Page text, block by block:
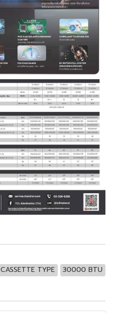
CASSETTE TYPE 30000 BTU